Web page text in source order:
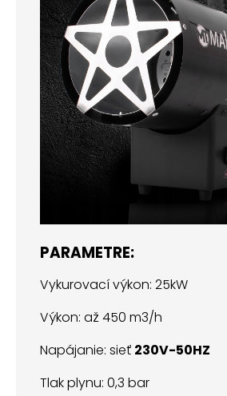
PARAMETRE:
Vykurovací výkon: 25kW
Výkon: až 450 m3/h
Napájanie: sieť 230V-50HZ
Tlak plynu: 0,3 bar